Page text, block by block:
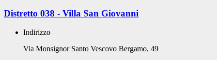
Distretto 038 - Villa San Giovanni
Indirizzo
Via Monsignor Santo Vescovo Bergamo, 49